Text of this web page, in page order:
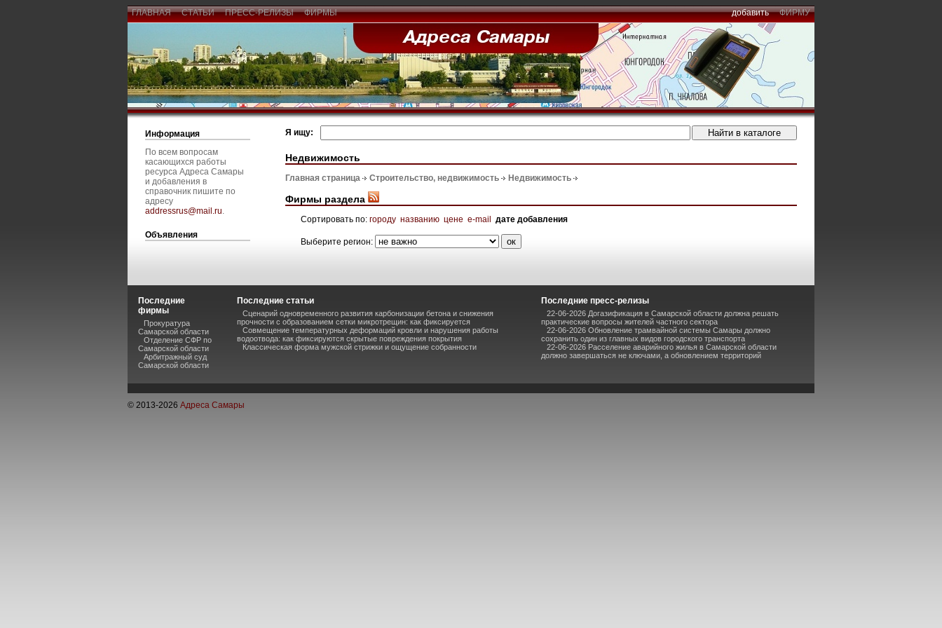
ГЛАВНАЯ СТАТЬИ ПРЕСС-РЕЛИЗЫ ФИРМЫ добавить ФИРМУ
Информация
По всем вопросам
касающихся работы
ресурса Адреса Самары
и добавления в
справочник пишите по
адресу
addressrus@mail.ru.
Объявления
Я ищу:
Недвижимость
Главная страница Строительство, недвижимость Недвижимость
Фирмы раздела
Сортировать по: городу названию цене e-mail дате добавления
Выберите регион:
Последние
фирмы
Прокуратура
Самарской области
Отделение СФР по
Самарской области
Арбитражный суд
Самарской области
Последние статьи
Сценарий одновременного развития карбонизации бетона и снижения
прочности с образованием сетки микротрещин: как фиксируется
Совмещение температурных деформаций кровли и нарушения работы
водоотвода: как фиксируются скрытые повреждения покрытия
Классическая форма мужской стрижки и ощущение собранности
Последние пресс-релизы
22-06-2026 Догазификация в Самарской области должна решать
практические вопросы жителей частного сектора
22-06-2026 Обновление трамвайной системы Самары должно
сохранить один из главных видов городского транспорта
22-06-2026 Расселение аварийного жилья в Самарской области
должно завершаться не ключами, а обновлением территорий
© 2013-2026 Адреса Самары